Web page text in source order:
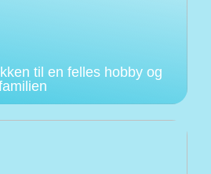
til en felles hobby og